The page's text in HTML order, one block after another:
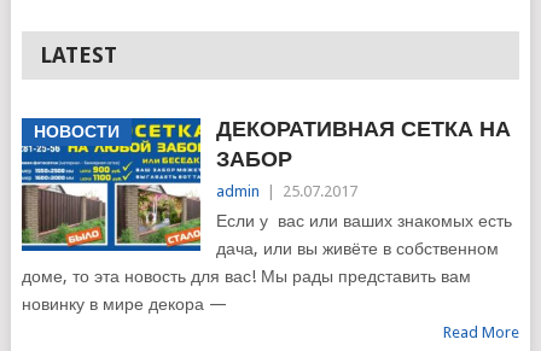
LATEST
НОВОСТИ
ДЕКОРАТИВНАЯ СЕТКА НА
ЗАБОР
admin 25.07.2017
Если у вас или ваших знакомых есть
дача, или вы живёте в собственном
доме, то эта новость для вас! Мы рады представить вам
новинку в мире декора —
Read More